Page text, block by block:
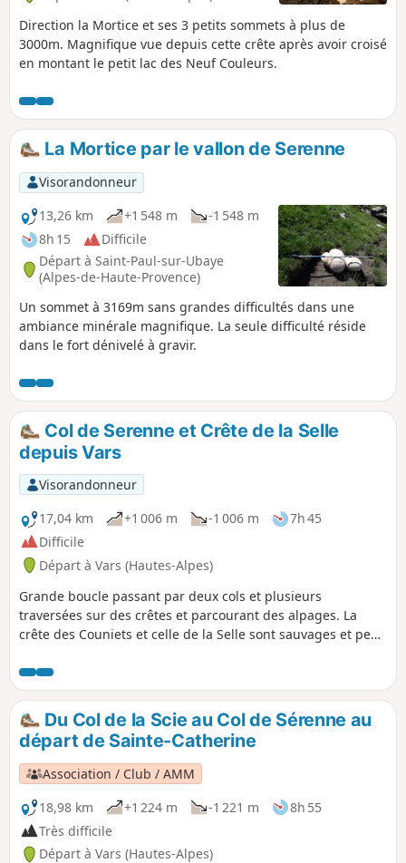
Direction la Mortice et ses 3 petits sommets à plus de
3000m. Magnifique vue depuis cette crête après avoir croisé
en montant le petit lac des Neuf Couleurs.
La Mortice par le vallon de Serenne
Visorandonneur
13,26 km
+1 548 m
-1 548 m
8h 15
Difficile
Départ à Saint-Paul-sur-Ubaye
(Alpes-de-Haute-Provence)
Un sommet à 3169m sans grandes difficultés dans une
ambiance minérale magnifique. La seule difficulté réside
dans le fort dénivelé à gravir.
Col de Serenne et Crête de la Selle
depuis Vars
Visorandonneur
17,04 km
+1 006 m -1 006 m
7h 45
Difficile
Départ à Vars (Hautes-Alpes)
Grande boucle passant par deux cols et plusieurs
traversées sur des crêtes et parcourant des alpages. La
crête des Couniets et celle de la Selle sont sauvages et peu
Du Col de la Scie au Col de Sérenne au
départ de Sainte-Catherine
Association / Club / AMM
18,98 km
+1 224 m -1 221 m
8h 55
Très difficile
Départ à Vars (Hautes-Alpes)